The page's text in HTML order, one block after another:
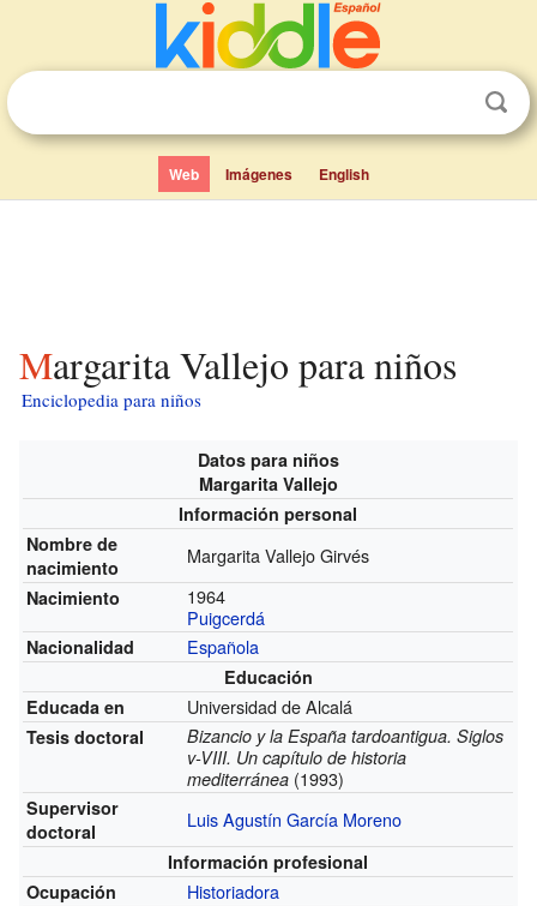
Web Imágenes English
Margarita Vallejo para niños
Enciclopedia para niños
Datos para niños
Margarita Vallejo
Información personal
Nombre de
nacimiento
Margarita Vallejo Girvés
Nacimiento
1964
Puigcerdá
Nacionalidad Española
Educación
Educada en
Universidad de Alcalá
Tesis doctoral
Bizancio y la España tardoantigua. Siglos
v-VIII. Un capítulo de historia
mediterránea (1993)
Supervisor
doctoral
Luis Agustín García Moreno
Información profesional
Ocupación
Historiadora